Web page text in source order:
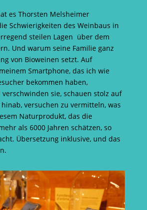
es Thorsten Melsheimer
Schwierigkeiten des Weinbaus in
steilen Lagen über dem
Und warum seine Familie ganz
von Bioweinen setzt. Auf
Smartphone, das ich wie
bekommen haben,
sie, schauen stolz auf
versuchen zu vermitteln, was
Naturprodukt, das die
als 6000 Jahren schätzen, so
Übersetzung inklusive, und das